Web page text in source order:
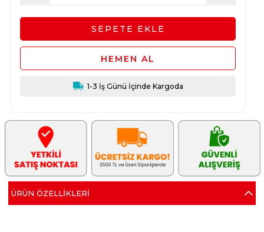
1-3 İş Günü İçinde Kargoda
ÜRÜN ÖZELLIKLERI